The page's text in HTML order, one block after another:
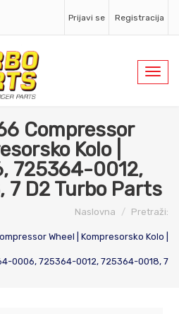
Prijavi se Registracija
Compressor
Kolo |
725364-0012,
D2 Turbo Parts
Naslovna Pretraži:
Wheel | Kompresorsko Kolo |
0006, 725364-0012, 725364-0018, 7